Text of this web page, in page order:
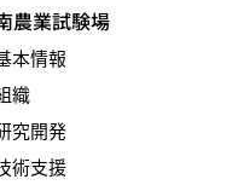
農業試験場
本情報
織
究開発
術支援